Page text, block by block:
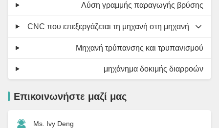
Λύση γραμμής παραγωγής βρύσης
CNC που επεξεργάζεται τη μηχανή στη μηχανή
Μηχανή τρύπανσης και τρυπανισμού
μηχάνημα δοκιμής διαρροών
Επικοινωνήστε μαζί μας
Ms. Ivy Deng